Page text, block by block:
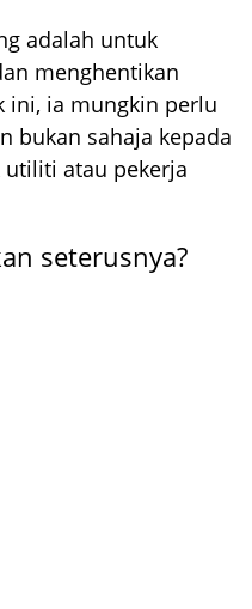
adalah untuk
menghentikan
ini, ia mungkin perlu
bukan sahaja kepada
atau pekerja
seterusnya?